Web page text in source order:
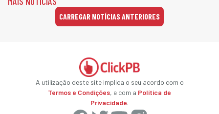
CARREGAR NOTÍCIAS ANTERIORES
A utilização deste site implica o seu acordo com o
Termos e Condições, e com a Política de
Privacidade.